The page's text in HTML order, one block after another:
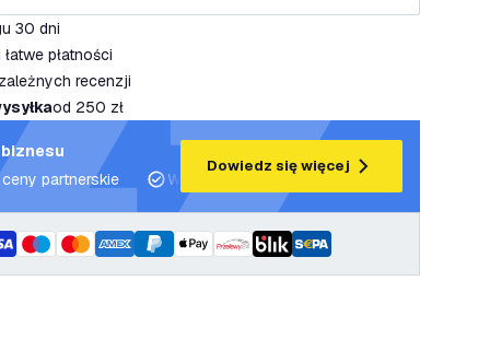
30 dni
płatności
recenzji
od 250 zł
partnerskie
Wsparcie projektowe i plany oświetleniowe
Dowiedz się więcej